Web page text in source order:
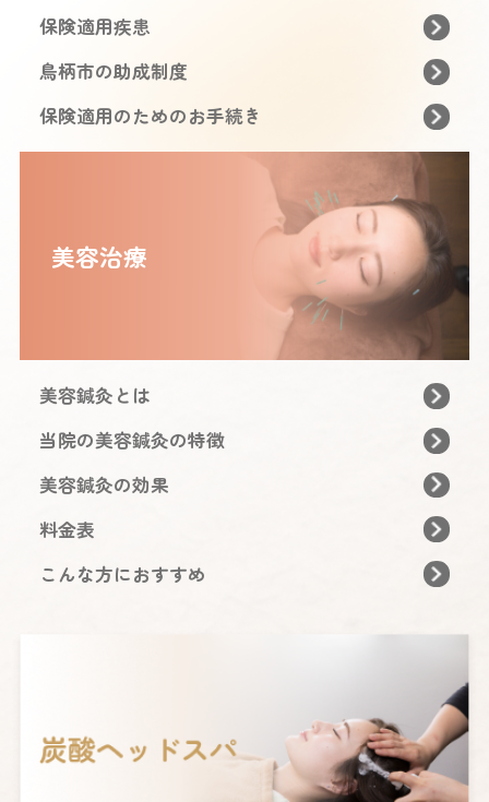
保険適用疾患
鳥柄市の助成制度
保険適用のためのお手続き
美容治療
美容鍼灸とは
当院の美容鍼灸の特徴
美容鍼灸の効果
料金表
こんな方におすすめ